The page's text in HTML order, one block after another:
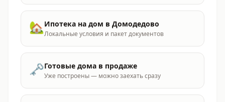
🏡Ипотека на дом в Домодедово
Локальные условия и пакет документов
🗝️Готовые дома в продаже
Уже построены — можно заехать сразу